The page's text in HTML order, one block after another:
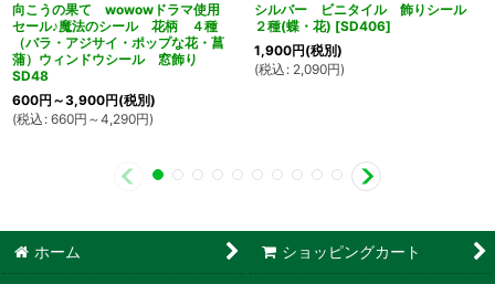
向こうの果て wowowドラマ使用
セール♪魔法のシール 花柄 ４種
（バラ・アジサイ・ポップな花・菖
蒲）ウィンドウシール 窓飾り
SD48
600円 ～3,900円(税別)
(税込 : 660円 ～4,290円)
シルバー ビニタイル 飾りシール
２種(蝶・花) [SD406]
1,900円(税別)
(税込 : 2,090円)
ホーム ショッピングカート